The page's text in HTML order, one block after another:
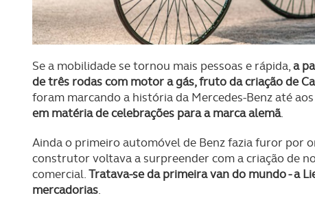
Se a mobilidade se tornou mais pessoas e rápida,a
de três rodas com motor a gás, fruto da criação de
foram marcando a história da Mercedes-Benz até
em matéria de celebrações para a marca alemã.
Ainda o primeiro automóvel de Benz fazia furor por
construtor voltava a surpreender com a criação de
comercial.Tratava-se da primeira van do mundo - a
mercadorias.